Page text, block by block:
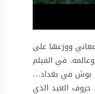
1977 اللحظات المشبعة بالمعاني ووزعها على
في الفيلم
بوش في بغداد…
العيد الذي